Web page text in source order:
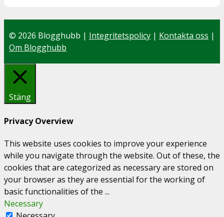
© 2026 Blogghubb | Integritetspolicy | Kontakta oss |
Om Blogghubb
Stäng
Privacy Overview
This website uses cookies to improve your experience
while you navigate through the website. Out of these, the
cookies that are categorized as necessary are stored on
your browser as they are essential for the working of
basic functionalities of the ...
Necessary